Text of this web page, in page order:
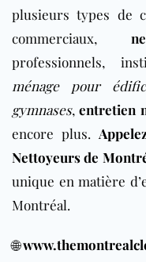
plusieurs types de
commerciaux,
professionnels,
ménage pour
gymnases,entretien
encore plus.
Nettoyeurs de
unique en matière
Montréal.
🌐